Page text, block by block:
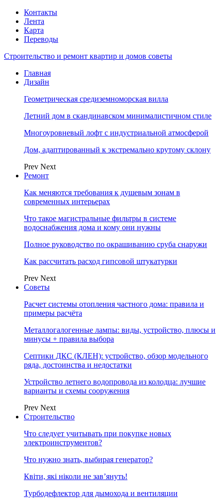
Контакты
Лента
Карта
Переводы
Строительство и ремонт квартир и домов советы
Главная
Дизайн
Геометрическая средиземноморская вилла
Летний дом в скандинавском минималистичном стиле
Многоуровневый лофт с индустриальной атмосферой
Дом, адаптированный к экстремально крутому склону
Prev Next
Ремонт
Как меняются требования к душевым зонам в
современных интерьерах
Что такое магистральные фильтры в системе
водоснабжения дома и кому они нужны
Полное руководство по окрашиванию сруба снаружи
Как рассчитать расход гипсовой штукатурки
Prev Next
Советы
Расчет системы отопления частного дома: правила и
примеры расчёта
Металлогалогенные лампы: виды, устройство, плюсы и
минусы + правила выбора
Септики ДКС (КЛЕН): устройство, обзор модельного
ряда, достоинства и недостатки
Устройство летнего водопровода из колодца: лучшие
варианты и схемы сооружения
Prev Next
Строительство
Что следует учитывать при покупке новых
электроинструментов?
Что нужно знать, выбирая генератор?
Квіти, які ніколи не зав’януть!
Турбодефлектор для дымохода и вентиляции